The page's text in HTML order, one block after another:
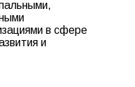
в сфере
и